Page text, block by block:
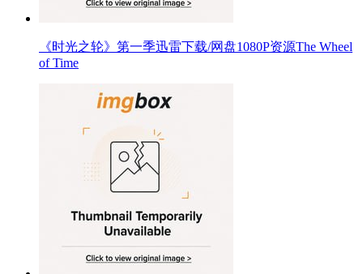
《时光之轮》第一季迅雷下载/网盘1080P资源The Wheel
of Time